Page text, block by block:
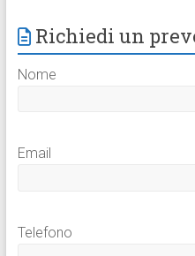
Richiedi un
Nome
Email
Telefono